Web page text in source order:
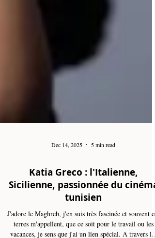
Dec 14, 2025 5 min read
Katia Greco : l'Italienne,
Sicilienne, passionnée du cinéma
tunisien